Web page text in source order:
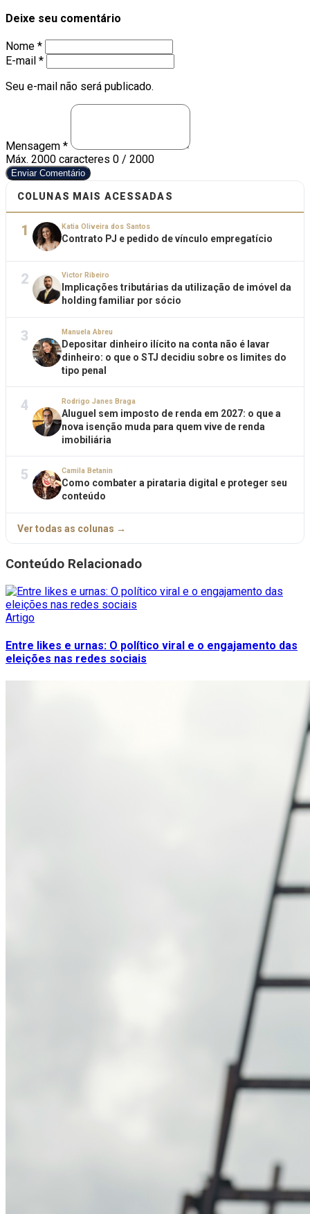
Deixe seu comentário
Nome *
E-mail *
Seu e-mail não será publicado.
Mensagem *
Máx. 2000 caracteres 0 / 2000
Enviar Comentário
COLUNAS MAIS ACESSADAS
1 Katia Oliveira dos Santos
Contrato PJ e pedido de vínculo empregatício
2 Victor Ribeiro
Implicações tributárias da utilização de imóvel da
holding familiar por sócio
3 Manuela Abreu
Depositar dinheiro ilícito na conta não é lavar
dinheiro: o que o STJ decidiu sobre os limites do
tipo penal
4 Rodrigo Janes Braga
Aluguel sem imposto de renda em 2027: o que a
nova isenção muda para quem vive de renda
imobiliária
5 Camila Betanin
Como combater a pirataria digital e proteger seu
conteúdo
Ver todas as colunas →
Conteúdo Relacionado
Artigo
Entre likes e urnas: O político viral e o engajamento das
eleições nas redes sociais